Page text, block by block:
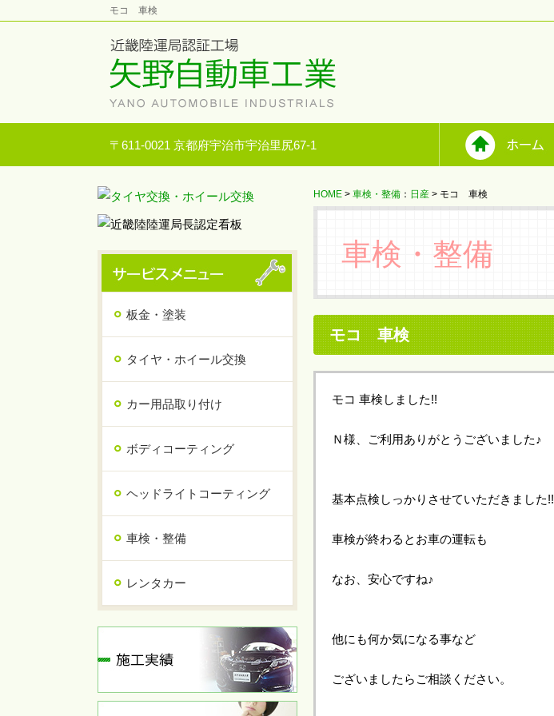
モコ 車検
〒611-0021 京都府宇治市宇治里尻67-1
HOME > 車検・整備 ： 日産 > モコ 車検
車検・整備
モコ 車検
モコ 車検しました!!
Ｎ様、ご利用ありがとうございました♪
基本点検しっかりさせていただきました!!
車検が終わるとお車の運転も
なお、安心ですね♪
他にも何か気になる事など
ございましたらご相談ください。
板金・塗装
タイヤ・ホイール交換
カー用品取り付け
ボディコーティング
ヘッドライトコーティング
車検・整備
レンタカー